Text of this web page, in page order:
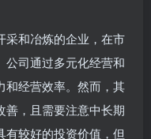
采和冶炼的企业，在市
公司通过多元化经营和
和经营效率。然而，其
善，且需要注意中长期
较好的投资价值，但